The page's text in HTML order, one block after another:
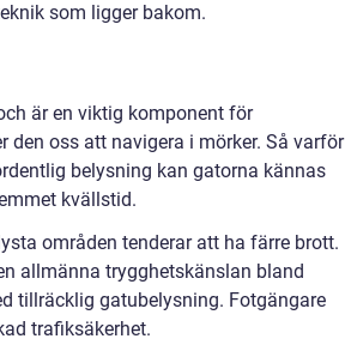
som ligger bakom.
är en viktig komponent för
oss att navigera i mörker. Så varför
belysning kan gatorna kännas
kvällstid.
områden tenderar att ha färre brott.
allmänna trygghetskänslan bland
tillräcklig gatubelysning. Fotgängare
trafiksäkerhet.